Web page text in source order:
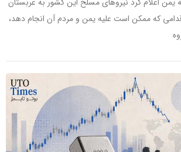
که ممکن است علیه یمن و مردم آن انجام دهد،